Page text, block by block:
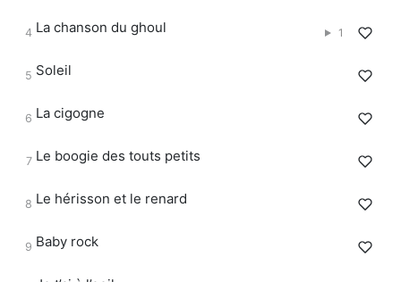
La chanson du ghoul 1
Soleil
La cigogne
Le boogie des touts petits
Le hérisson et le renard
Baby rock